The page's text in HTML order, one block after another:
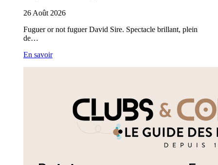
26 Août 2026
Fuguer or not fuguer David Sire. Spectacle brillant, plein
de…
En savoir